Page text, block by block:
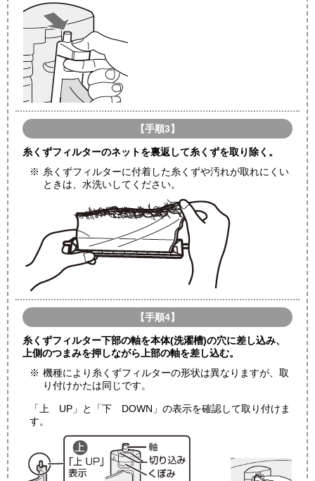
【手順3】
糸くずフィルターのネットを裏返して糸くずを取り除く。
※ 糸くずフィルターに付着した糸くずや汚れが取れにくい
ときは、水洗いしてください。
【手順4】
糸くずフィルター下部の軸を本体(洗濯槽)の穴に差し込み、
上側のつまみを押しながら上部の軸を差し込む。
※ 機種により糸くずフィルターの形状は異なりますが、取
り付けかたは同じです。
「上 UP」と「下 DOWN」の表示を確認して取り付けま
す。